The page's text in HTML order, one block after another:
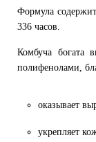
Формула
336 часов.
Комбуча богата
полифенолами,
оказывает
укрепляет